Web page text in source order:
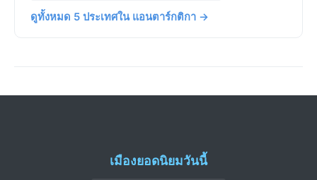
ดูทั้งหมด 5 ประเทศใน แอนตาร์กติกา →
เมืองยอดนิยมวันนี้